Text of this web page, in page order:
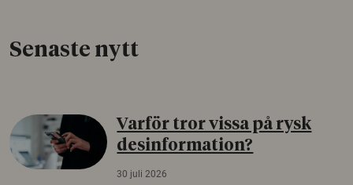
Senaste nytt
Varför tror vissa på rysk
desinformation?
30 juli 2026